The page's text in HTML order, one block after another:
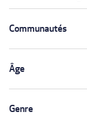
Communautés
Âge
Genre